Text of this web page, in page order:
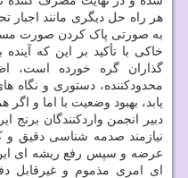
هر راه حل دیگری مانند
به صورتی پاک کردن صورت
خاکی با تأکید بر این که
گذاران گره خورده است،
محدودکننده، دستوری و نگاه
یابد، بهبود وضعیت با اما و اگر
دبیر انجمن واردکنندگان برنج
نیازمند صدمه شناسی دقیق و
عرضه و سپس رفع ریشه ای
ای امری مذموم و غیرقابل